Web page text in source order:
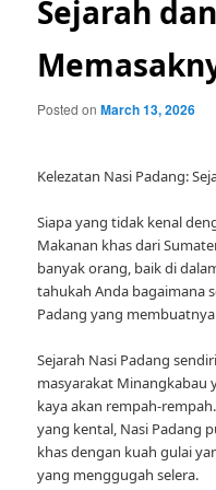
Sejarah
Posted onMarch 13, 2026
Kelezatan Nasi Padang:
Siapa yang tidak kenal
Makanan khas dari
banyak orang, baik di
tahukah Anda bagaimana
Padang yang
Sejarah Nasi Padang
masyarakat Minangkabau
kaya akan rempah-
yang kental, Nasi Padang
khas dengan kuah gulai
yang menggugah selera.